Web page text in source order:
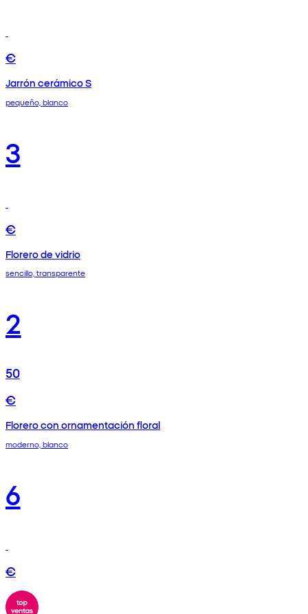
€
Jarrón cerámico S
pequeño, blanco
3
€
Florero de vidrio
sencillo, transparente
2
50
€
Florero con ornamentación floral
moderno, blanco
6
€